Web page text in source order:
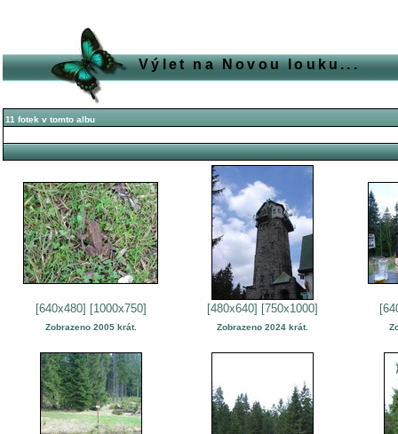
Výlet na Novou louku...
11 fotek v tomto albu
[640x480] [1000x750]
Zobrazeno 2005 krát.
[480x640] [750x1000]
Zobrazeno 2024 krát.